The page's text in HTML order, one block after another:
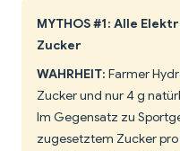
MYTHOS #1: Alle
Zucker
WAHRHEIT: Farmer
Zucker und nur 4 g
Im Gegensatz zu
zugesetztem Zucker